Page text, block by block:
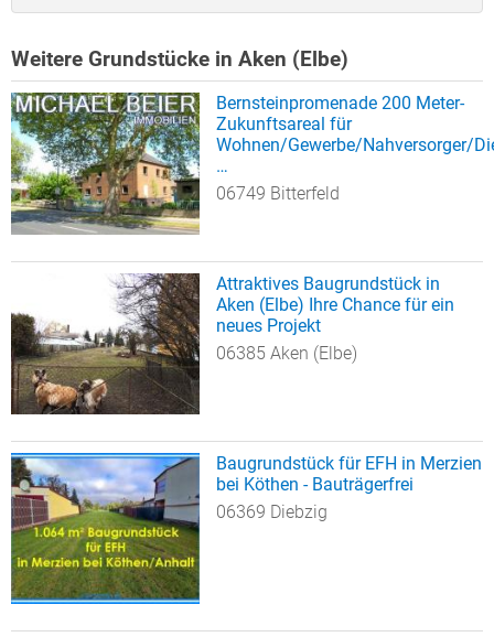
Weitere Grundstücke in Aken (Elbe)
Bernsteinpromenade 200 Meter-
Zukunftsareal für
Wohnen/Gewerbe/Nahversorger/
…
06749 Bitterfeld
Attraktives Baugrundstück in
Aken (Elbe) Ihre Chance für ein
neues Projekt
06385 Aken (Elbe)
Baugrundstück für EFH in Merzien
bei Köthen - Bauträgerfrei
06369 Diebzig